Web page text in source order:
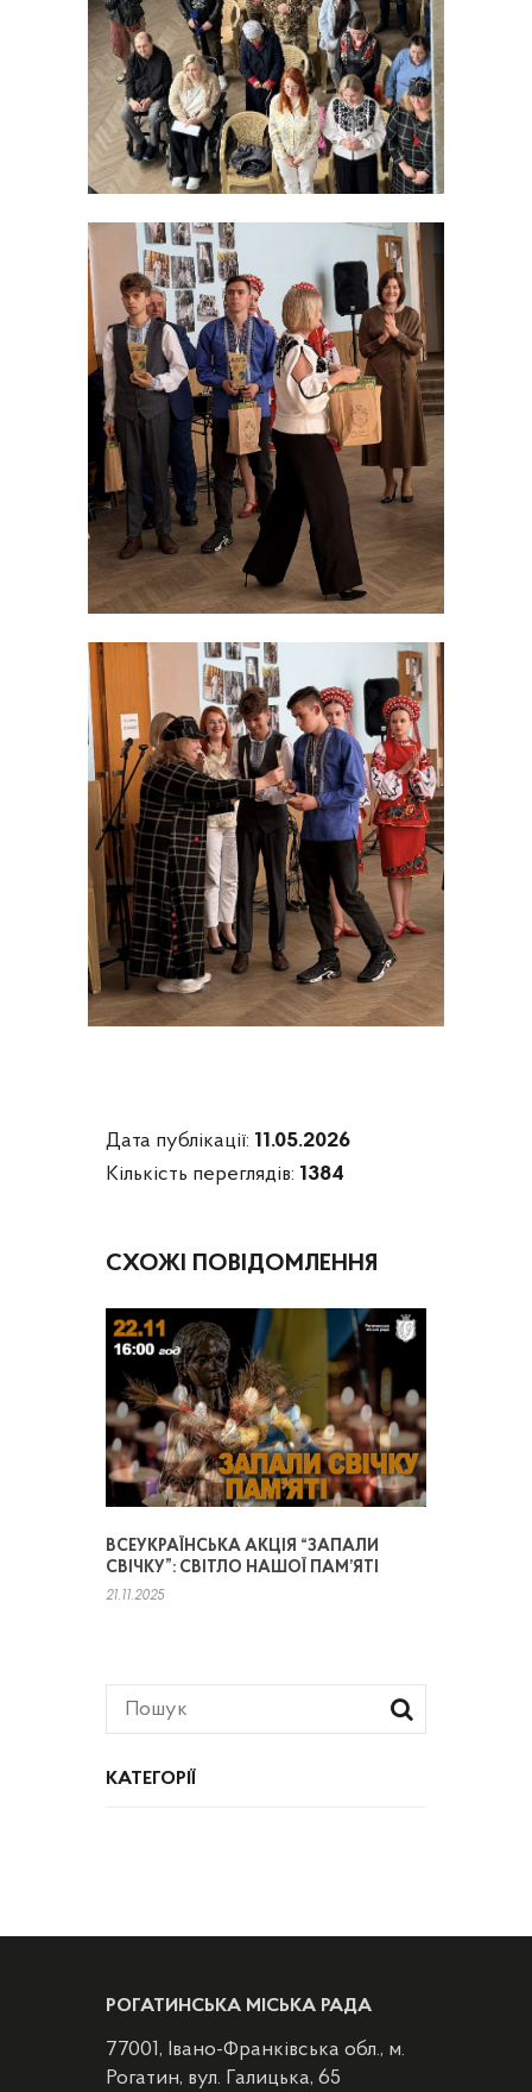
КАТЕГОРІЇ
Дата публікації: 11.05.2026
Кількість переглядів: 1384
СХОЖІ ПОВІДОМЛЕННЯ
ВСЕУКРАЇНСЬКА АКЦІЯ “ЗАПАЛИ
СВІЧКУ”: СВІТЛО НАШОЇ ПАМ’ЯТІ
21.11.2025
РОГАТИНСЬКА МІСЬКА РАДА
77001, Івано-Франківська обл., м.
Рогатин, вул. Галицька, 65